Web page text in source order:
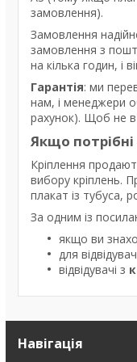
замовлення).
Замовлення
замовлення з
на кілька годин, і
Гарантія: ми
нам, і менеджери
рахунок). Щоб не
Якщо
Кріплення
вибору кріплень.
плакат із тубуса,
За одним із
якщо ви
для
відвідувачі з
Навігація